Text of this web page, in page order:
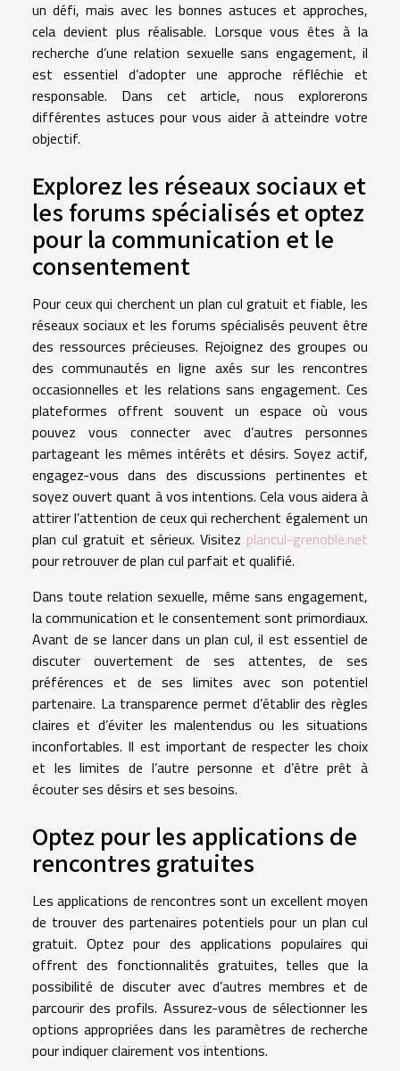
un défi, mais avec les bonnes astuces et approches,
cela devient plus réalisable. Lorsque vous êtes à la
recherche d’une relation sexuelle sans engagement, il
est essentiel d’adopter une approche réfléchie et
responsable. Dans cet article, nous explorerons
différentes astuces pour vous aider à atteindre votre
objectif.
Explorez les réseaux sociaux et
les forums spécialisés et optez
pour la communication et le
consentement
Pour ceux qui cherchent un plan cul gratuit et fiable, les
réseaux sociaux et les forums spécialisés peuvent être
des ressources précieuses. Rejoignez des groupes ou
des communautés en ligne axés sur les rencontres
occasionnelles et les relations sans engagement. Ces
plateformes offrent souvent un espace où vous
pouvez vous connecter avec d’autres personnes
partageant les mêmes intérêts et désirs. Soyez actif,
engagez-vous dans des discussions pertinentes et
soyez ouvert quant à vos intentions. Cela vous aidera à
attirer l’attention de ceux qui recherchent également un
plan cul gratuit et sérieux. Visitez plancul-grenoble.net
pour retrouver de plan cul parfait et qualifié.
Dans toute relation sexuelle, même sans engagement,
la communication et le consentement sont primordiaux.
Avant de se lancer dans un plan cul, il est essentiel de
discuter ouvertement de ses attentes, de ses
préférences et de ses limites avec son potentiel
partenaire. La transparence permet d’établir des règles
claires et d’éviter les malentendus ou les situations
inconfortables. Il est important de respecter les choix
et les limites de l’autre personne et d’être prêt à
écouter ses désirs et ses besoins.
Optez pour les applications de
rencontres gratuites
Les applications de rencontres sont un excellent moyen
de trouver des partenaires potentiels pour un plan cul
gratuit. Optez pour des applications populaires qui
offrent des fonctionnalités gratuites, telles que la
possibilité de discuter avec d’autres membres et de
parcourir des profils. Assurez-vous de sélectionner les
options appropriées dans les paramètres de recherche
pour indiquer clairement vos intentions.